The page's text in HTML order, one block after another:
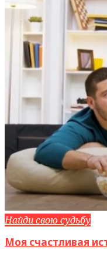
Найди свою судьбу
Моя счастливая